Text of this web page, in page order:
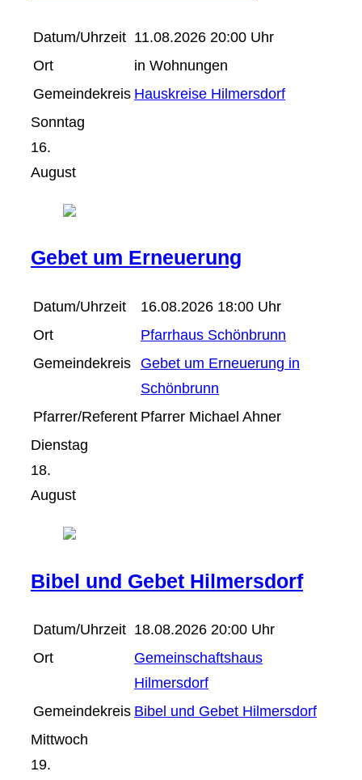
Datum/Uhrzeit 11.08.2026 20:00 Uhr
Ort
in Wohnungen
Gemeindekreis Hauskreise Hilmersdorf
Sonntag
16.
August
Gebet um Erneuerung
Datum/Uhrzeit
16.08.2026 18:00 Uhr
Ort
Pfarrhaus Schönbrunn
Gemeindekreis
Gebet um Erneuerung in
Schönbrunn
Pfarrer/Referent Pfarrer Michael Ahner
Dienstag
18.
August
Bibel und Gebet Hilmersdorf
Datum/Uhrzeit 18.08.2026 20:00 Uhr
Ort
Gemeinschaftshaus
Hilmersdorf
Gemeindekreis Bibel und Gebet Hilmersdorf
Mittwoch
19.